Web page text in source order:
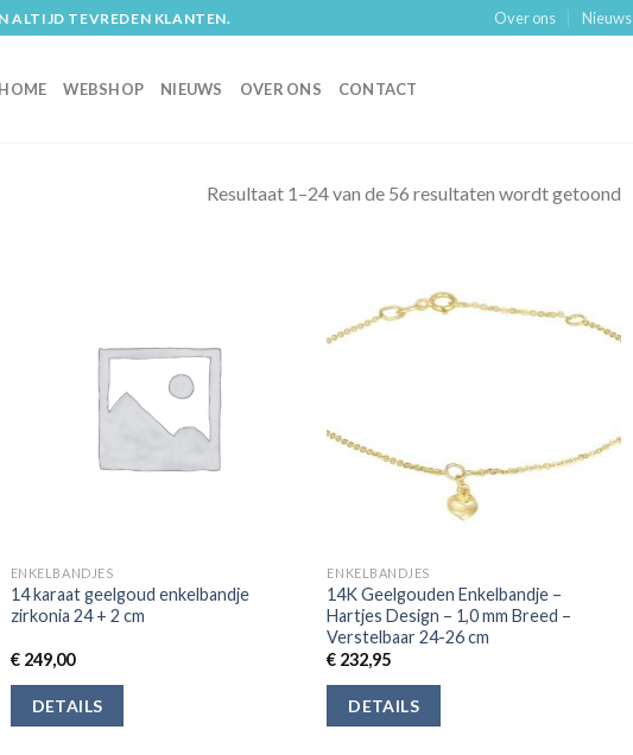
ALTIJD TEVREDEN KLANTEN. Over ons Nieuws
HOME WEBSHOP NIEUWS OVER ONS CONTACT
Resultaat 1–24 van de 56 resultaten wordt getoond
ENKELBANDJES
14 karaat geelgoud enkelbandje
zirkonia 24 + 2 cm
€249,00
DETAILS
ENKELBANDJES
14K Geelgouden Enkelbandje –
Hartjes Design – 1,0 mm Breed –
Verstelbaar 24-26 cm
€ 232,95
DETAILS